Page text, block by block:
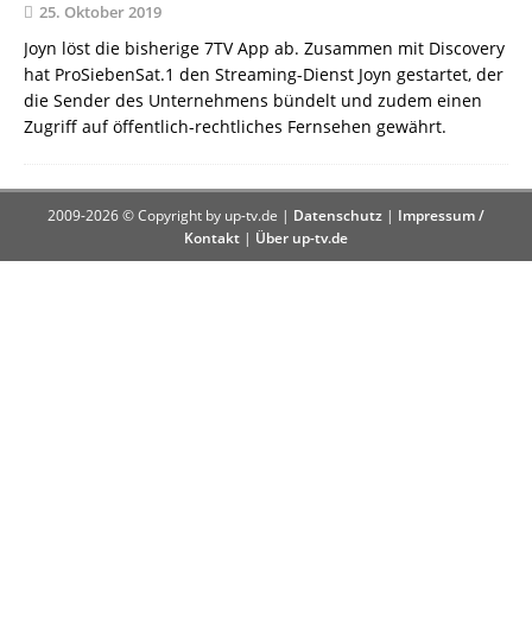
25. Oktober 2019
Joyn löst die bisherige 7TV App ab. Zusammen mit Discovery
hat ProSiebenSat.1 den Streaming-Dienst Joyn gestartet, der
die Sender des Unternehmens bündelt und zudem einen
Zugriff auf öffentlich-rechtliches Fernsehen gewährt.
2009-2026 © Copyright by up-tv.de | Datenschutz | Impressum /
Kontakt | Über up-tv.de